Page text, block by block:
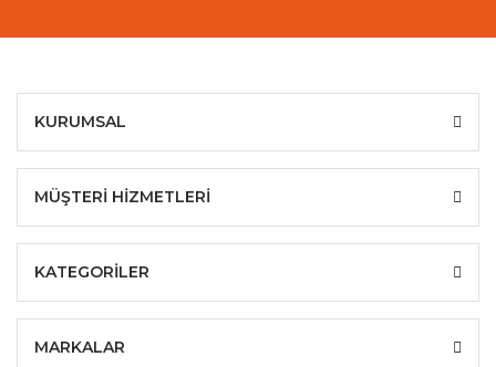
KURUMSAL
MÜŞTERİ HİZMETLERİ
KATEGORİLER
MARKALAR